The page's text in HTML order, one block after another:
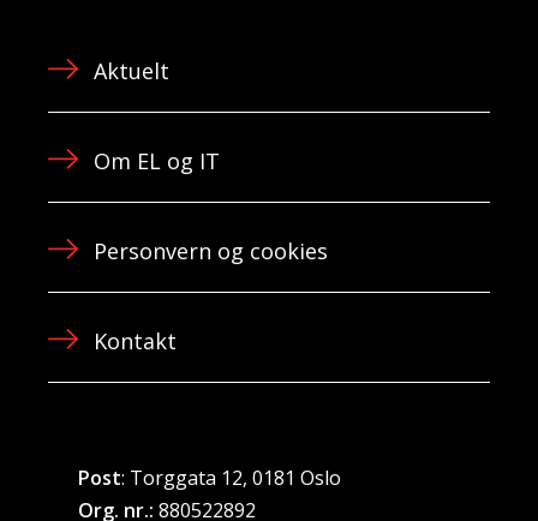
Aktuelt
Om EL og IT
Personvern og cookies
Kontakt
Post: Torggata 12, 0181 Oslo
Org. nr.: 880522892